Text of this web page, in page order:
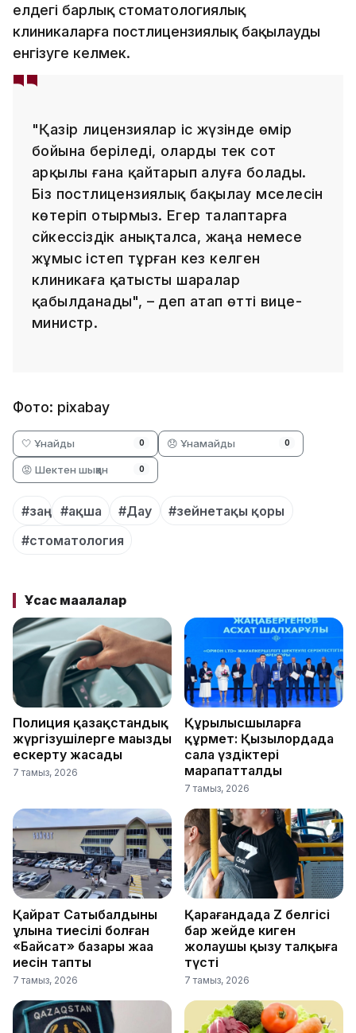
елдегі барлық стоматологиялық
клиникаларға постлицензиялық бақылауды
енгізуге әкелмек.
"Қазір лицензиялар іс жүзінде өмір
бойына беріледі, оларды тек сот
арқылы ғана қайтарып алуға болады.
Біз постлицензиялық бақылау мәселесін
көтеріп отырмыз. Егер талаптарға
сәйкессіздік анықталса, жаңа немесе
жұмыс істеп тұрған кез келген
клиникаға қатысты шаралар
қабылданады", – деп атап өтті вице-
министр.
Фото: pixabay
🤍 Ұнайды 0 😞 Ұнамайды 0
😡 Шектен шыққан 0
#заң #ақша #Дау
#зейнетақы қоры
#стоматология
Ұқсас мақалалар
Полиция қазақстандық
жүргізушілерге маңызды
ескерту жасады
7 тамыз, 2026
Құрылысшыларға
құрмет: Қызылордада
сала үздіктері
марапатталды
7 тамыз, 2026
Қайрат Сатыбалдының
ұлына тиесілі болған
«Байсат» базары жаңа
иесін тапты
7 тамыз, 2026
Қарағандада Z белгісі
бар жейде киген
жолаушы қызу талқыға
түсті
7 тамыз, 2026